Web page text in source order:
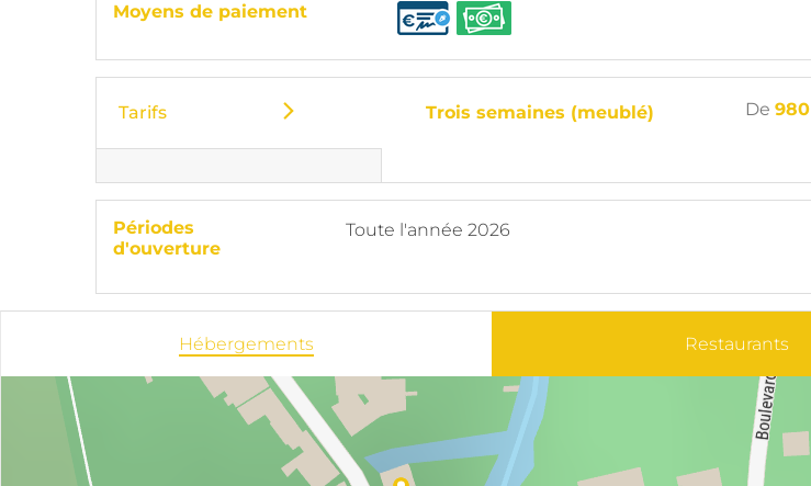
Moyens de paiement
Tarifs Trois semaines (meublé) De980
Périodes
d'ouverture
Toute l'année 2026
Hébergements Restaurants